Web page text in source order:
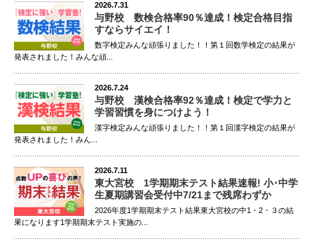
2026.7.31
与野校 数検合格率90％達成！検定合格目指
すならサイエイ！
数字検定みんな頑張りました！！第１回数学検定の結果が
発表されました！みんな頑...
2026.7.24
与野校 漢検合格率92％達成！検定で学力と
学習習慣を身につけよう！
漢字検定みんな頑張りました！！第１回漢字検定の結果が
発表されました！みん...
2026.7.11
東大宮校 1学期期末テスト結果速報! 小･中学
生夏期講習会受付中7/21まで残席わずか
2026年度1学期期末テスト結果東大宮校の中1・2・３の結
果になります1学期期末テスト実施の...